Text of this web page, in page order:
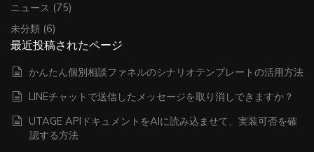
ニュース (75)
未分類 (6)
最近投稿されたページ
かんたん個別相談ファネルのシナリオテンプレートの活用方法
LINEチャットで送信したメッセージを取り消しできますか？
UTAGE APIドキュメントをAIに読み込ませて、実装可否を確
認する方法